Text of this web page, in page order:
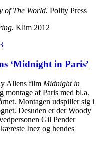
of The World. Polity Press
Klim 2012
‘Midnight in Paris’
Allens film Midnight in
montage af Paris med bl.a.
Montagen udspiller sig i
Desuden er der Woody
Gil Pender
Inez og hendes